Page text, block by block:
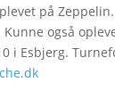
på
også
i Esbjerg.